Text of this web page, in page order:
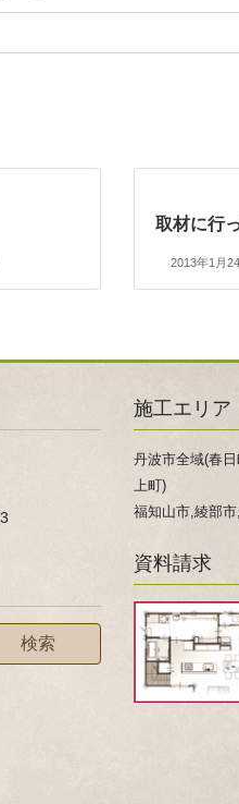
取材に行
2013年1月
施工エリア
丹波市全域(春
上町)
福知山市,綾部
資料請求